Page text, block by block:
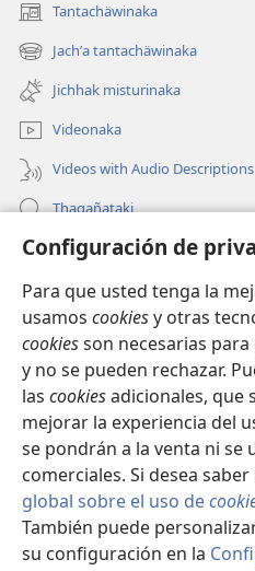
Configuración de
Para que usted tenga la
usamos cookiesy otras
cookiesson necesarias
y no se pueden rechazar.
las cookiesadicionales, que
mejorar la experiencia del
se pondrán a la venta ni se
comerciales. Si desea
global sobre el uso de
También puede
su configuración en la
Tantachäwinaka
(opens
new
window)
Jachʼa tantachäwinaka
(opens
new
window)
Jichhak misturinaka
Videonaka
Videos with Audio Descriptions
Thaqañataki
Oraqpachat yatiyäwinaka
Donacionanaka
(opens
window)INTERNETANKIR BIBLIOTECA
(opens
new
window)JW Hub ®
(opens
new
window)
Copyright© 2026 Watch Tower Bible
CONDICIONES DE USO|
CONFIGURACIÓN